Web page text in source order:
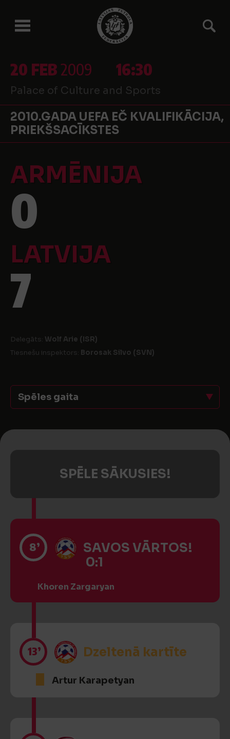
20 FEB2009 16:30
Palace of Culture and Sports
2010.GADA UEFA EČ KVALIFIKĀCIJA,
PRIEKŠSACĪKSTES
ARMĒNIJA
0
LATVIJA
7
Delegāts: Wolf Arie (ISR)
Tiesnešu inspektors: Borosak Silvo (SVN)
Spēles gaita
SPĒLE SĀKUSIES!
8’
SAVOS VĀRTOS!
0:1
Khoren Zargaryan
13’ Dzeltenā kartīte
Artur Karapetyan